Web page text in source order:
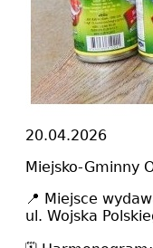
20.04.2026
Miejsko-Gminny
📍 Miejsce
ul. Wojska